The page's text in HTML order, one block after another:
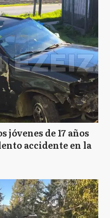
jóvenes de 17 años
accidente en la